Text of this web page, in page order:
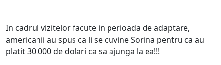
In cadrul vizitelor facute in perioada de adaptare,
americanii au spus ca li se cuvine Sorina pentru ca au
platit 30.000 de dolari ca sa ajunga la ea!!!